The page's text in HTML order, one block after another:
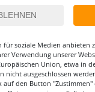
für soziale Medien anbieten
Verwendung unserer
Union, etwa in
nicht ausgeschlossen
den Button "Zustimmen"